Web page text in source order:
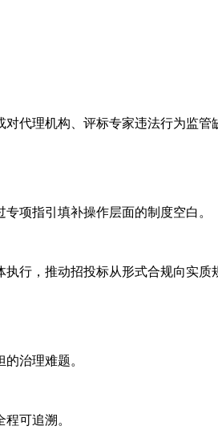
代理机构、评标专家违法行为监管
项指引填补操作层面的制度空白。
行，推动招投标从形式合规向实质
治理难题。
可追溯。